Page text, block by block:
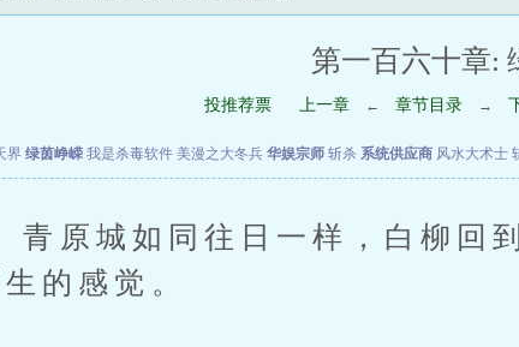
第一百六十章:
投推荐票 上一章 ← 章节目录 →
界 绿茵峥嵘 我是杀毒软件 美漫之大冬兵 华娱宗师 斩杀 系统供应商 风水大术士
原城如同往日一样，白柳回
的感觉。